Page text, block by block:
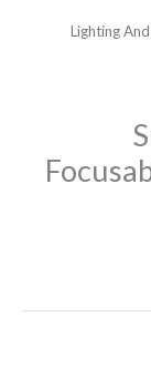
Lighting